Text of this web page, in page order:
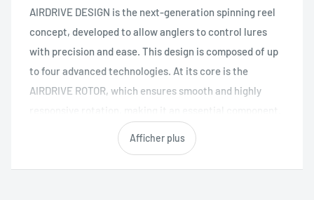
AIRDRIVE DESIGN is the next-generation spinning reel
concept, developed to allow anglers to control lures
with precision and ease. This design is composed of up
to four advanced technologies. At its core is the
AIRDRIVE ROTOR, which ensures smooth and highly
Supporting this performance are the AIRDRIVE BAIL,
which is lightweight and trouble-free, and the AIRDRIVE
SPOOL, which has been meticulously engineered to
Afficher plus